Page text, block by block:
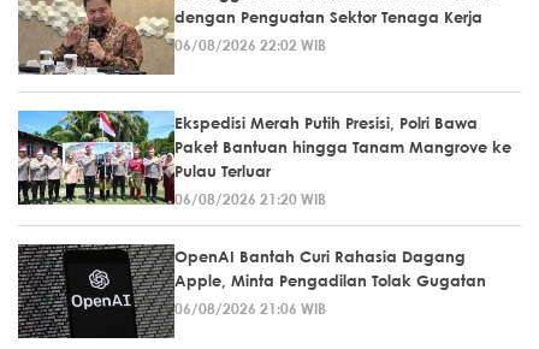
dengan Penguatan Sektor Tenaga Kerja
06/08/2026 22:02 WIB
Ekspedisi Merah Putih Presisi, Polri Bawa
Paket Bantuan hingga Tanam Mangrove ke
Pulau Terluar
06/08/2026 21:20 WIB
OpenAI Bantah Curi Rahasia Dagang
Apple, Minta Pengadilan Tolak Gugatan
06/08/2026 21:06 WIB